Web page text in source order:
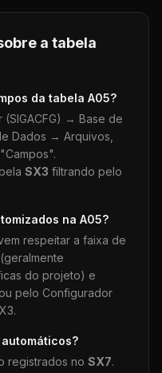
a tabela
da tabela A05?
→ Base de
Dados → Arquivos,
SX3 filtrando pelo
na A05?
respeitar a faixa de
do projeto) e
pelo Configurador
registrados no SX7.